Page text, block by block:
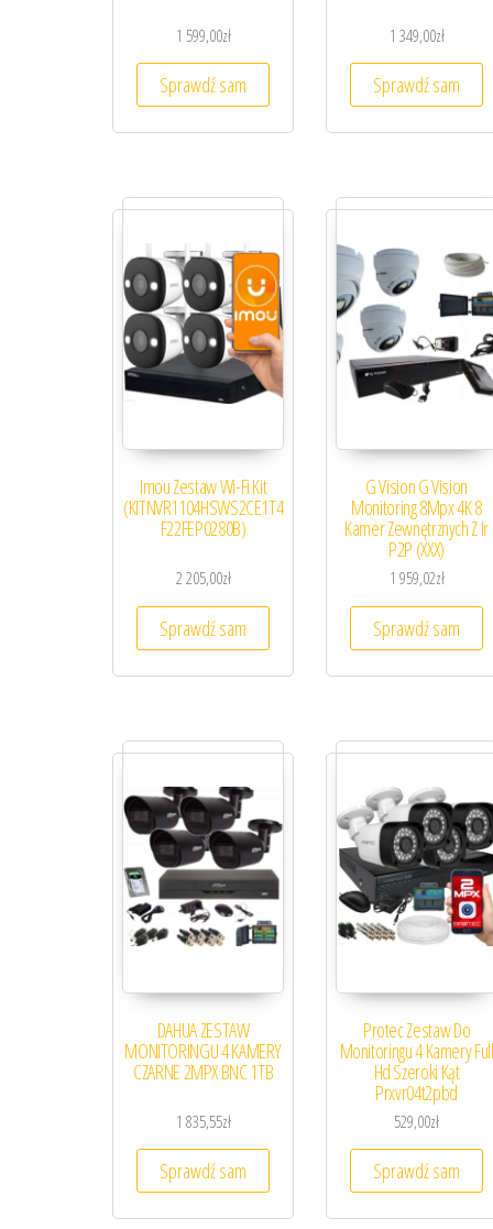
1 599,00zł
Sprawdź sam
1 349,00zł
Sprawdź sam
Imou Zestaw Wi-Fi Kit
(KITNVR1104HSWS2CE1T4
F22FEP0280B)
2 205,00zł
Sprawdź sam
G Vision G Vision
Monitoring 8Mpx 4K 8
Kamer Zewnętrznych Z Ir
P2P (XXX)
1 959,02zł
Sprawdź sam
DAHUA ZESTAW
MONITORINGU 4 KAMERY
CZARNE 2MPX BNC 1TB
1 835,55zł
Sprawdź sam
Protec Zestaw Do
Monitoringu 4 Kamery Full
Hd Szeroki Kąt
Prxvr04t2pbd
529,00zł
Sprawdź sam